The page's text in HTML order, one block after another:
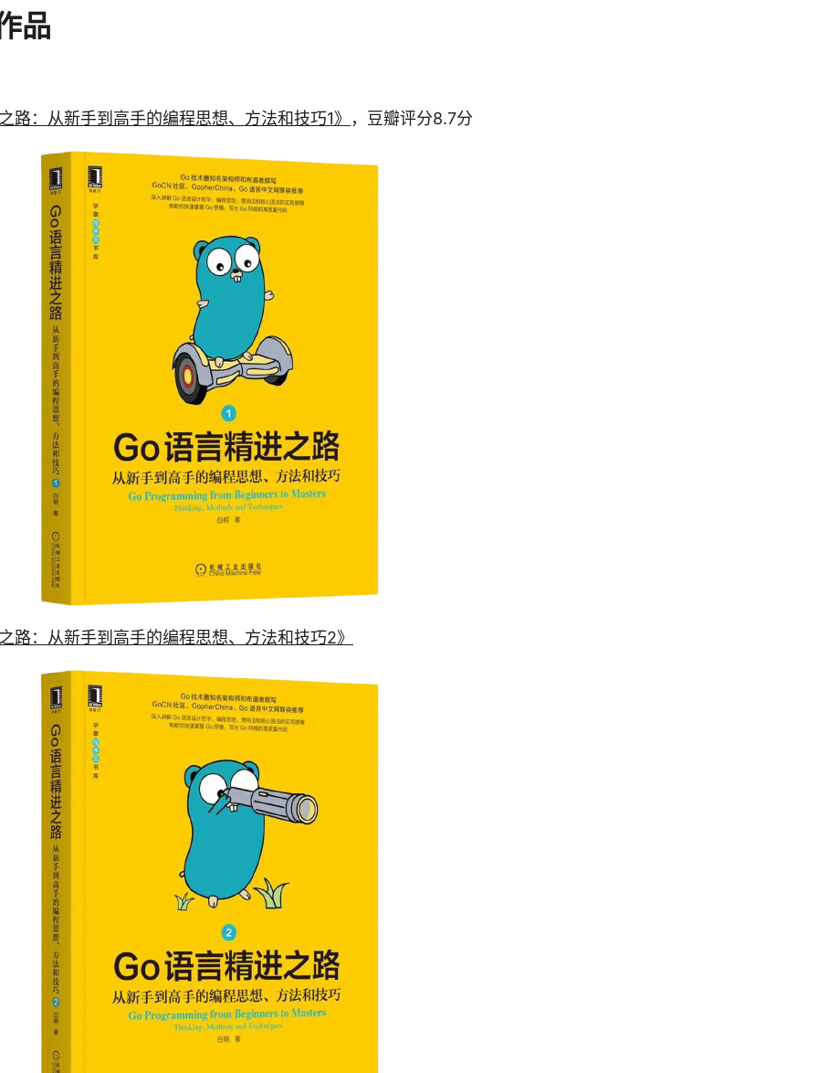
品
路：从新手到高手的编程思想、方法和技巧1》 ，豆瓣评分8.7分
路：从新手到高手的编程思想、方法和技巧2》